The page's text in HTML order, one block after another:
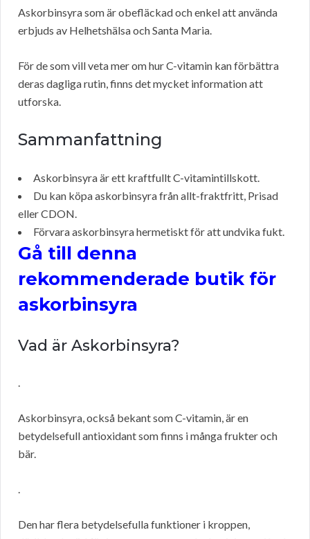
Askorbinsyra som är obefläckad och enkel att använda
erbjuds av Helhetshälsa och Santa Maria.
För de som vill veta mer om hur C-vitamin kan förbättra
deras dagliga rutin, finns det mycket information att
utforska.
Sammanfattning
Askorbinsyra är ett kraftfullt C-vitamintillskott.
Du kan köpa askorbinsyra från allt-fraktfritt, Prisad
eller CDON.
Förvara askorbinsyra hermetiskt för att undvika fukt.
Gå till denna
rekommenderade butik för
askorbinsyra
Vad är Askorbinsyra?
.
Askorbinsyra, också bekant som C-vitamin, är en
betydelsefull antioxidant som finns i många frukter och
bär.
.
Den har flera betydelsefulla funktioner i kroppen,